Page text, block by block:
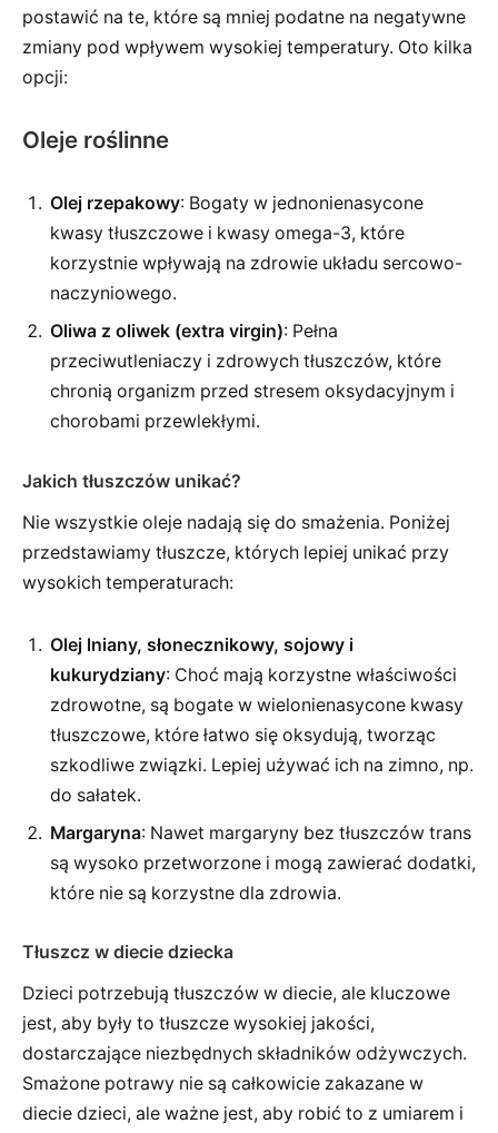
postawić na te, które są mniej podatne na negatywne
zmiany pod wpływem wysokiej temperatury. Oto kilka
opcji:
Oleje roślinne
Olej rzepakowy: Bogaty w jednonienasycone
kwasy tłuszczowe i kwasy omega-3, które
korzystnie wpływają na zdrowie układu sercowo-
naczyniowego.
Oliwa z oliwek (extra virgin): Pełna
przeciwutleniaczy i zdrowych tłuszczów, które
chronią organizm przed stresem oksydacyjnym i
chorobami przewlekłymi.
Jakich tłuszczów unikać?
Nie wszystkie oleje nadają się do smażenia. Poniżej
przedstawiamy tłuszcze, których lepiej unikać przy
wysokich temperaturach:
Olej lniany, słonecznikowy, sojowy i
kukurydziany: Choć mają korzystne właściwości
zdrowotne, są bogate w wielonienasycone kwasy
tłuszczowe, które łatwo się oksydują, tworząc
szkodliwe związki. Lepiej używać ich na zimno, np.
do sałatek.
Margaryna: Nawet margaryny bez tłuszczów trans
są wysoko przetworzone i mogą zawierać dodatki,
które nie są korzystne dla zdrowia.
Tłuszcz w diecie dziecka
Dzieci potrzebują tłuszczów w diecie, ale kluczowe
jest, aby były to tłuszcze wysokiej jakości,
dostarczające niezbędnych składników odżywczych.
Smażone potrawy nie są całkowicie zakazane w
diecie dzieci, ale ważne jest, aby robić to z umiarem i